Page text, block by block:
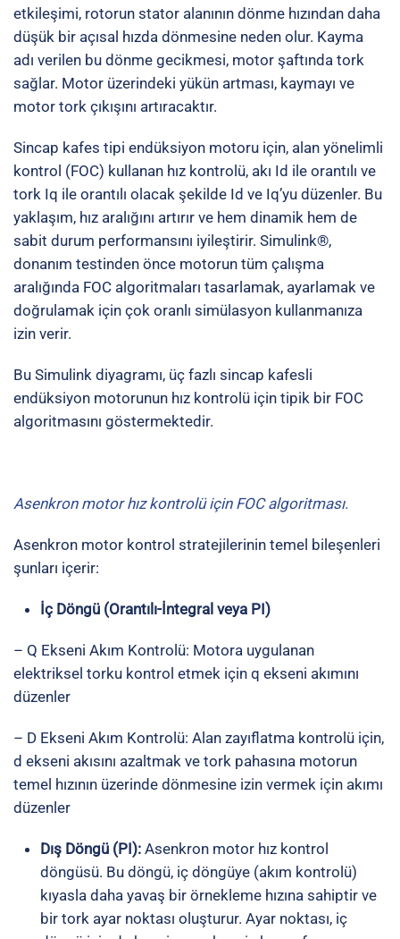
etkileşimi, rotorun stator alanının dönme hızından daha
düşük bir açısal hızda dönmesine neden olur. Kayma
adı verilen bu dönme gecikmesi, motor şaftında tork
sağlar. Motor üzerindeki yükün artması, kaymayı ve
motor tork çıkışını artıracaktır.
Sincap kafes tipi endüksiyon motoru için, alan yönelimli
kontrol (FOC) kullanan hız kontrolü, akı Id ile orantılı ve
tork Iq ile orantılı olacak şekilde Id ve Iq’yu düzenler. Bu
yaklaşım, hız aralığını artırır ve hem dinamik hem de
sabit durum performansını iyileştirir. Simulink®,
donanım testinden önce motorun tüm çalışma
aralığında FOC algoritmaları tasarlamak, ayarlamak ve
doğrulamak için çok oranlı simülasyon kullanmanıza
izin verir.
Bu Simulink diyagramı, üç fazlı sincap kafesli
endüksiyon motorunun hız kontrolü için tipik bir FOC
algoritmasını göstermektedir.
Asenkron motor hız kontrolü için FOC algoritması.
Asenkron motor kontrol stratejilerinin temel bileşenleri
şunları içerir:
İç Döngü (Orantılı-İntegral veya PI)
– Q Ekseni Akım Kontrolü: Motora uygulanan
elektriksel torku kontrol etmek için q ekseni akımını
düzenler
– D Ekseni Akım Kontrolü: Alan zayıflatma kontrolü için,
d ekseni akısını azaltmak ve tork pahasına motorun
temel hızının üzerinde dönmesine izin vermek için akımı
düzenler
Dış Döngü (PI): Asenkron motor hız kontrol
döngüsü. Bu döngü, iç döngüye (akım kontrolü)
kıyasla daha yavaş bir örnekleme hızına sahiptir ve
bir tork ayar noktası oluşturur. Ayar noktası, iç